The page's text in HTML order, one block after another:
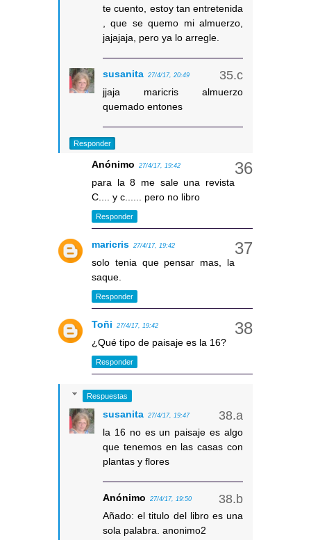
te cuento, estoy tan entretenida
, que se quemo mi almuerzo,
jajajaja, pero ya lo arregle.
susanita 27/4/17, 20:49
jjaja maricris almuerzo
quemado entones
Responder
Anónimo 27/4/17, 19:42
para la 8 me sale una revista
C.... y c...... pero no libro
Responder
maricris 27/4/17, 19:42
solo tenia que pensar mas, la
saque.
Responder
Toñi 27/4/17, 19:42
¿Qué tipo de paisaje es la 16?
Responder
Respuestas
susanita 27/4/17, 19:47
la 16 no es un paisaje es algo
que tenemos en las casas con
plantas y flores
Anónimo 27/4/17, 19:50
Añado: el titulo del libro es una
sola palabra. anonimo2